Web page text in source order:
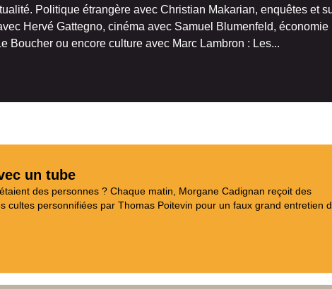
Politique étrangère avec Christian Makarian, enquêtes et
Hervé Gattegno, cinéma avec Samuel Blumenfeld, économie
Boucher ou encore culture avec Marc Lambron : Les...
un tube
des personnes ? Chaque matin, Morgane Cadignan reçoit des
cultes personnifiées par Thomas Poitevin pour un faux grand entretien